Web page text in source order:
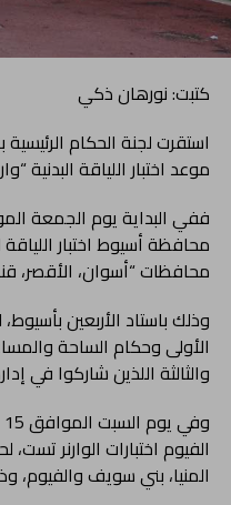
كتبت: نورهان ذكي
استقرت لجنة الحكام
موعد اختبار اللياقة البدنية
محافظة أسيوط اختبار
محافظات “أسوان، الأقصر،
وذلك باستاد الأربعين
الأولى وحكام الساحة
والثالثة اللذين شاركوا في
الفيوم اختبارات الوارنر
المنيا، بني سويف والفيوم،